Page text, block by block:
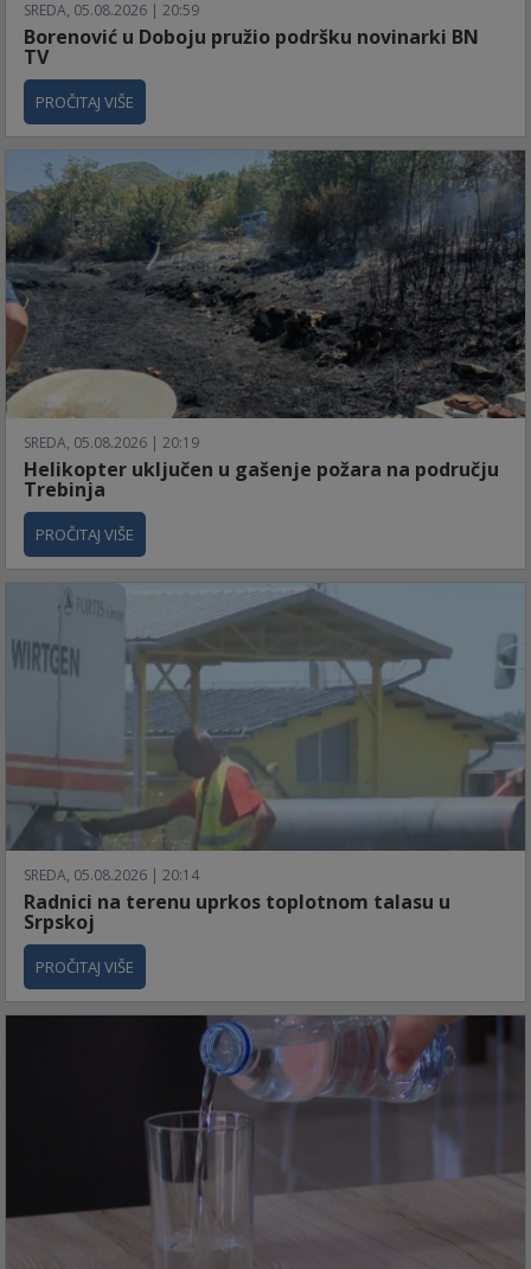
SREDA, 05.08.2026 | 20:59
Borenović u Doboju pružio podršku novinarki BN
TV
PROČITAJ VIŠE
SREDA, 05.08.2026 | 20:19
Helikopter uključen u gašenje požara na području
Trebinja
PROČITAJ VIŠE
SREDA, 05.08.2026 | 20:14
Radnici na terenu uprkos toplotnom talasu u
Srpskoj
PROČITAJ VIŠE